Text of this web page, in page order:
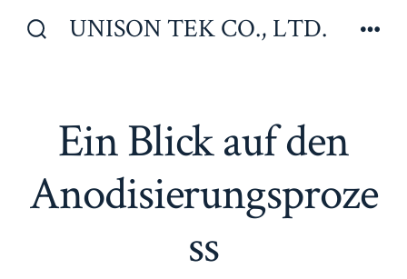
Inhalt
UNISON TEK CO., LTD.
Ein Blick auf den
Anodisierungsproze
ss